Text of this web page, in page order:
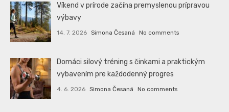
Víkend v prírode začína premyslenou prípravou
výbavy
14. 7. 2026 Simona Česaná No comments
Domáci silový tréning s činkami a praktickým
vybavením pre každodenný progres
4. 6. 2026 Simona Česaná No comments